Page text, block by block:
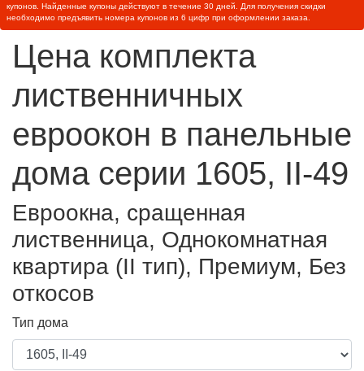
купонов. Найденные купоны действуют в течение 30 дней. Для получения скидки
необходимо предъявить номера купонов из 6 цифр при оформлении заказа.
Цена комплекта
лиственничных
евроокон в панельные
дома серии 1605, II-49
Евроокна, сращенная
лиственница, Однокомнатная
квартира (II тип), Премиум, Без
откосов
Тип дома